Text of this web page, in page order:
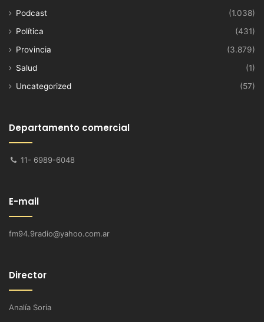
Podcast
(1.038)
Política
(431)
Provincia
(3.879)
Salud
(1)
Uncategorized
(57)
Departamento comercial
11- 6989-6048
E-mail
fm94.9radio@yahoo.com.ar
Director
Analía Soria